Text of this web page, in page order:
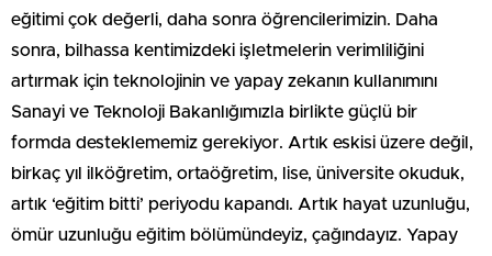
eğitimi çok değerli, daha sonra öğrencilerimizin. Daha
sonra, bilhassa kentimizdeki işletmelerin verimliliğini
artırmak için teknolojinin ve yapay zekanın kullanımını
Sanayi ve Teknoloji Bakanlığımızla birlikte güçlü bir
formda desteklememiz gerekiyor. Artık eskisi üzere değil,
birkaç yıl ilköğretim, ortaöğretim, lise, üniversite okuduk,
artık ‘eğitim bitti’ periyodu kapandı. Artık hayat uzunluğu,
ömür uzunluğu eğitim bölümündeyiz, çağındayız. Yapay